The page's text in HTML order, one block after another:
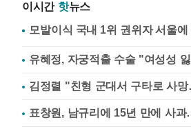
이시간 핫뉴스
유혜정, 자궁적출 수술 "여성성
김정렬 "친형 군대서 구타로 사
표창원, 남규리에 15년 만에 사